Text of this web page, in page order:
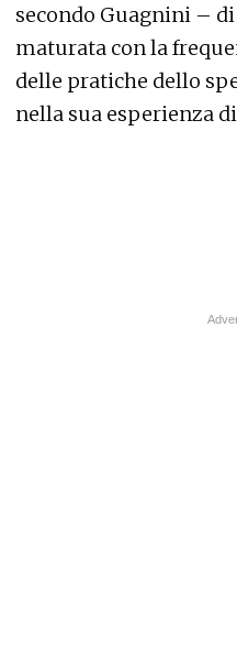
secondo Guagnini –
maturata con la
delle pratiche dello
nella sua esperienza